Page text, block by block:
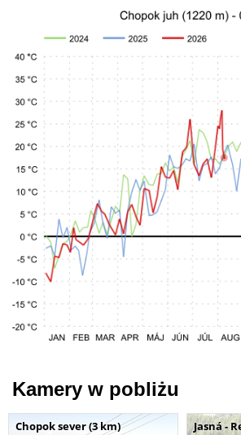
Kamery w pobliżu
Chopok sever (3 km) Jasná -